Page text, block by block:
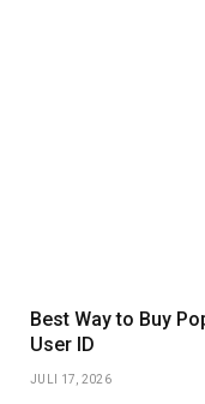
Best Way to Buy
User ID
JULI 17, 2026